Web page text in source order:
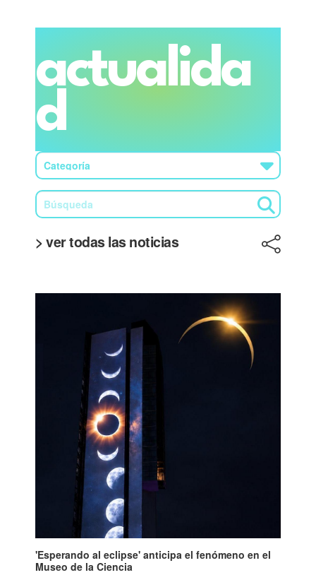
actualida
d
> ver todas las noticias
'Esperando al eclipse' anticipa el fenómeno en el
Museo de la Ciencia